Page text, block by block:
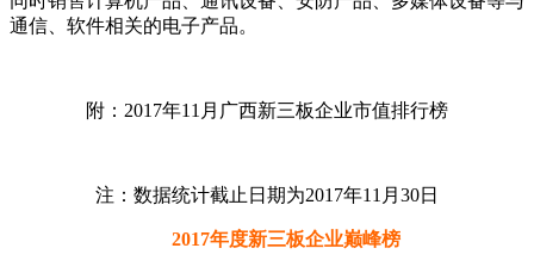
通信、软件相关的电子产品。
附：2017年11月广西新三板企业市值排行榜
注：数据统计截止日期为2017年11月30日
2017年度新三板企业巅峰榜